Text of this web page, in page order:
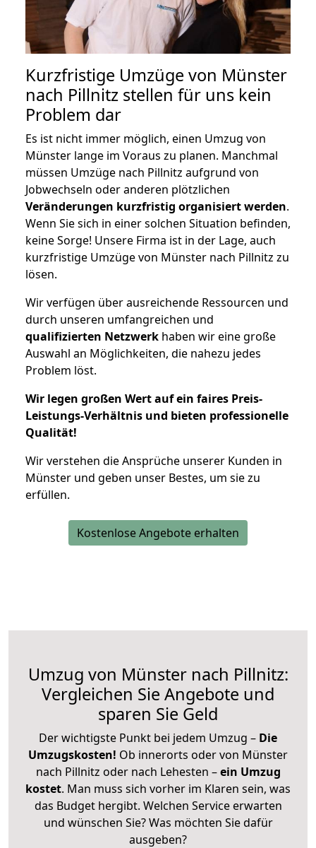
Kurzfristige Umzüge von Münster
nach Pillnitz stellen für uns kein
Problem dar
Es ist nicht immer möglich, einen Umzug von
Münster lange im Voraus zu planen. Manchmal
müssen Umzüge nach Pillnitz aufgrund von
Jobwechseln oder anderen plötzlichen
Veränderungen kurzfristig organisiert werden.
Wenn Sie sich in einer solchen Situation befinden,
keine Sorge! Unsere Firma ist in der Lage, auch
kurzfristige Umzüge von Münster nach Pillnitz zu
lösen.
Wir verfügen über ausreichende Ressourcen und
durch unseren umfangreichen und
qualifizierten Netzwerk haben wir eine große
Auswahl an Möglichkeiten, die nahezu jedes
Problem löst.
Wir legen großen Wert auf ein faires Preis-
Leistungs-Verhältnis und bieten professionelle
Qualität!
Wir verstehen die Ansprüche unserer Kunden in
Münster und geben unser Bestes, um sie zu
erfüllen.
Kostenlose Angebote erhalten
Umzug von Münster nach Pillnitz:
Vergleichen Sie Angebote und
sparen Sie Geld
Der wichtigste Punkt bei jedem Umzug – Die
Umzugskosten! Ob innerorts oder von Münster
nach Pillnitz oder nach Lehesten –ein Umzug
kostet. Man muss sich vorher im Klaren sein, was
das Budget hergibt. Welchen Service erwarten
und wünschen Sie? Was möchten Sie dafür
ausgeben?